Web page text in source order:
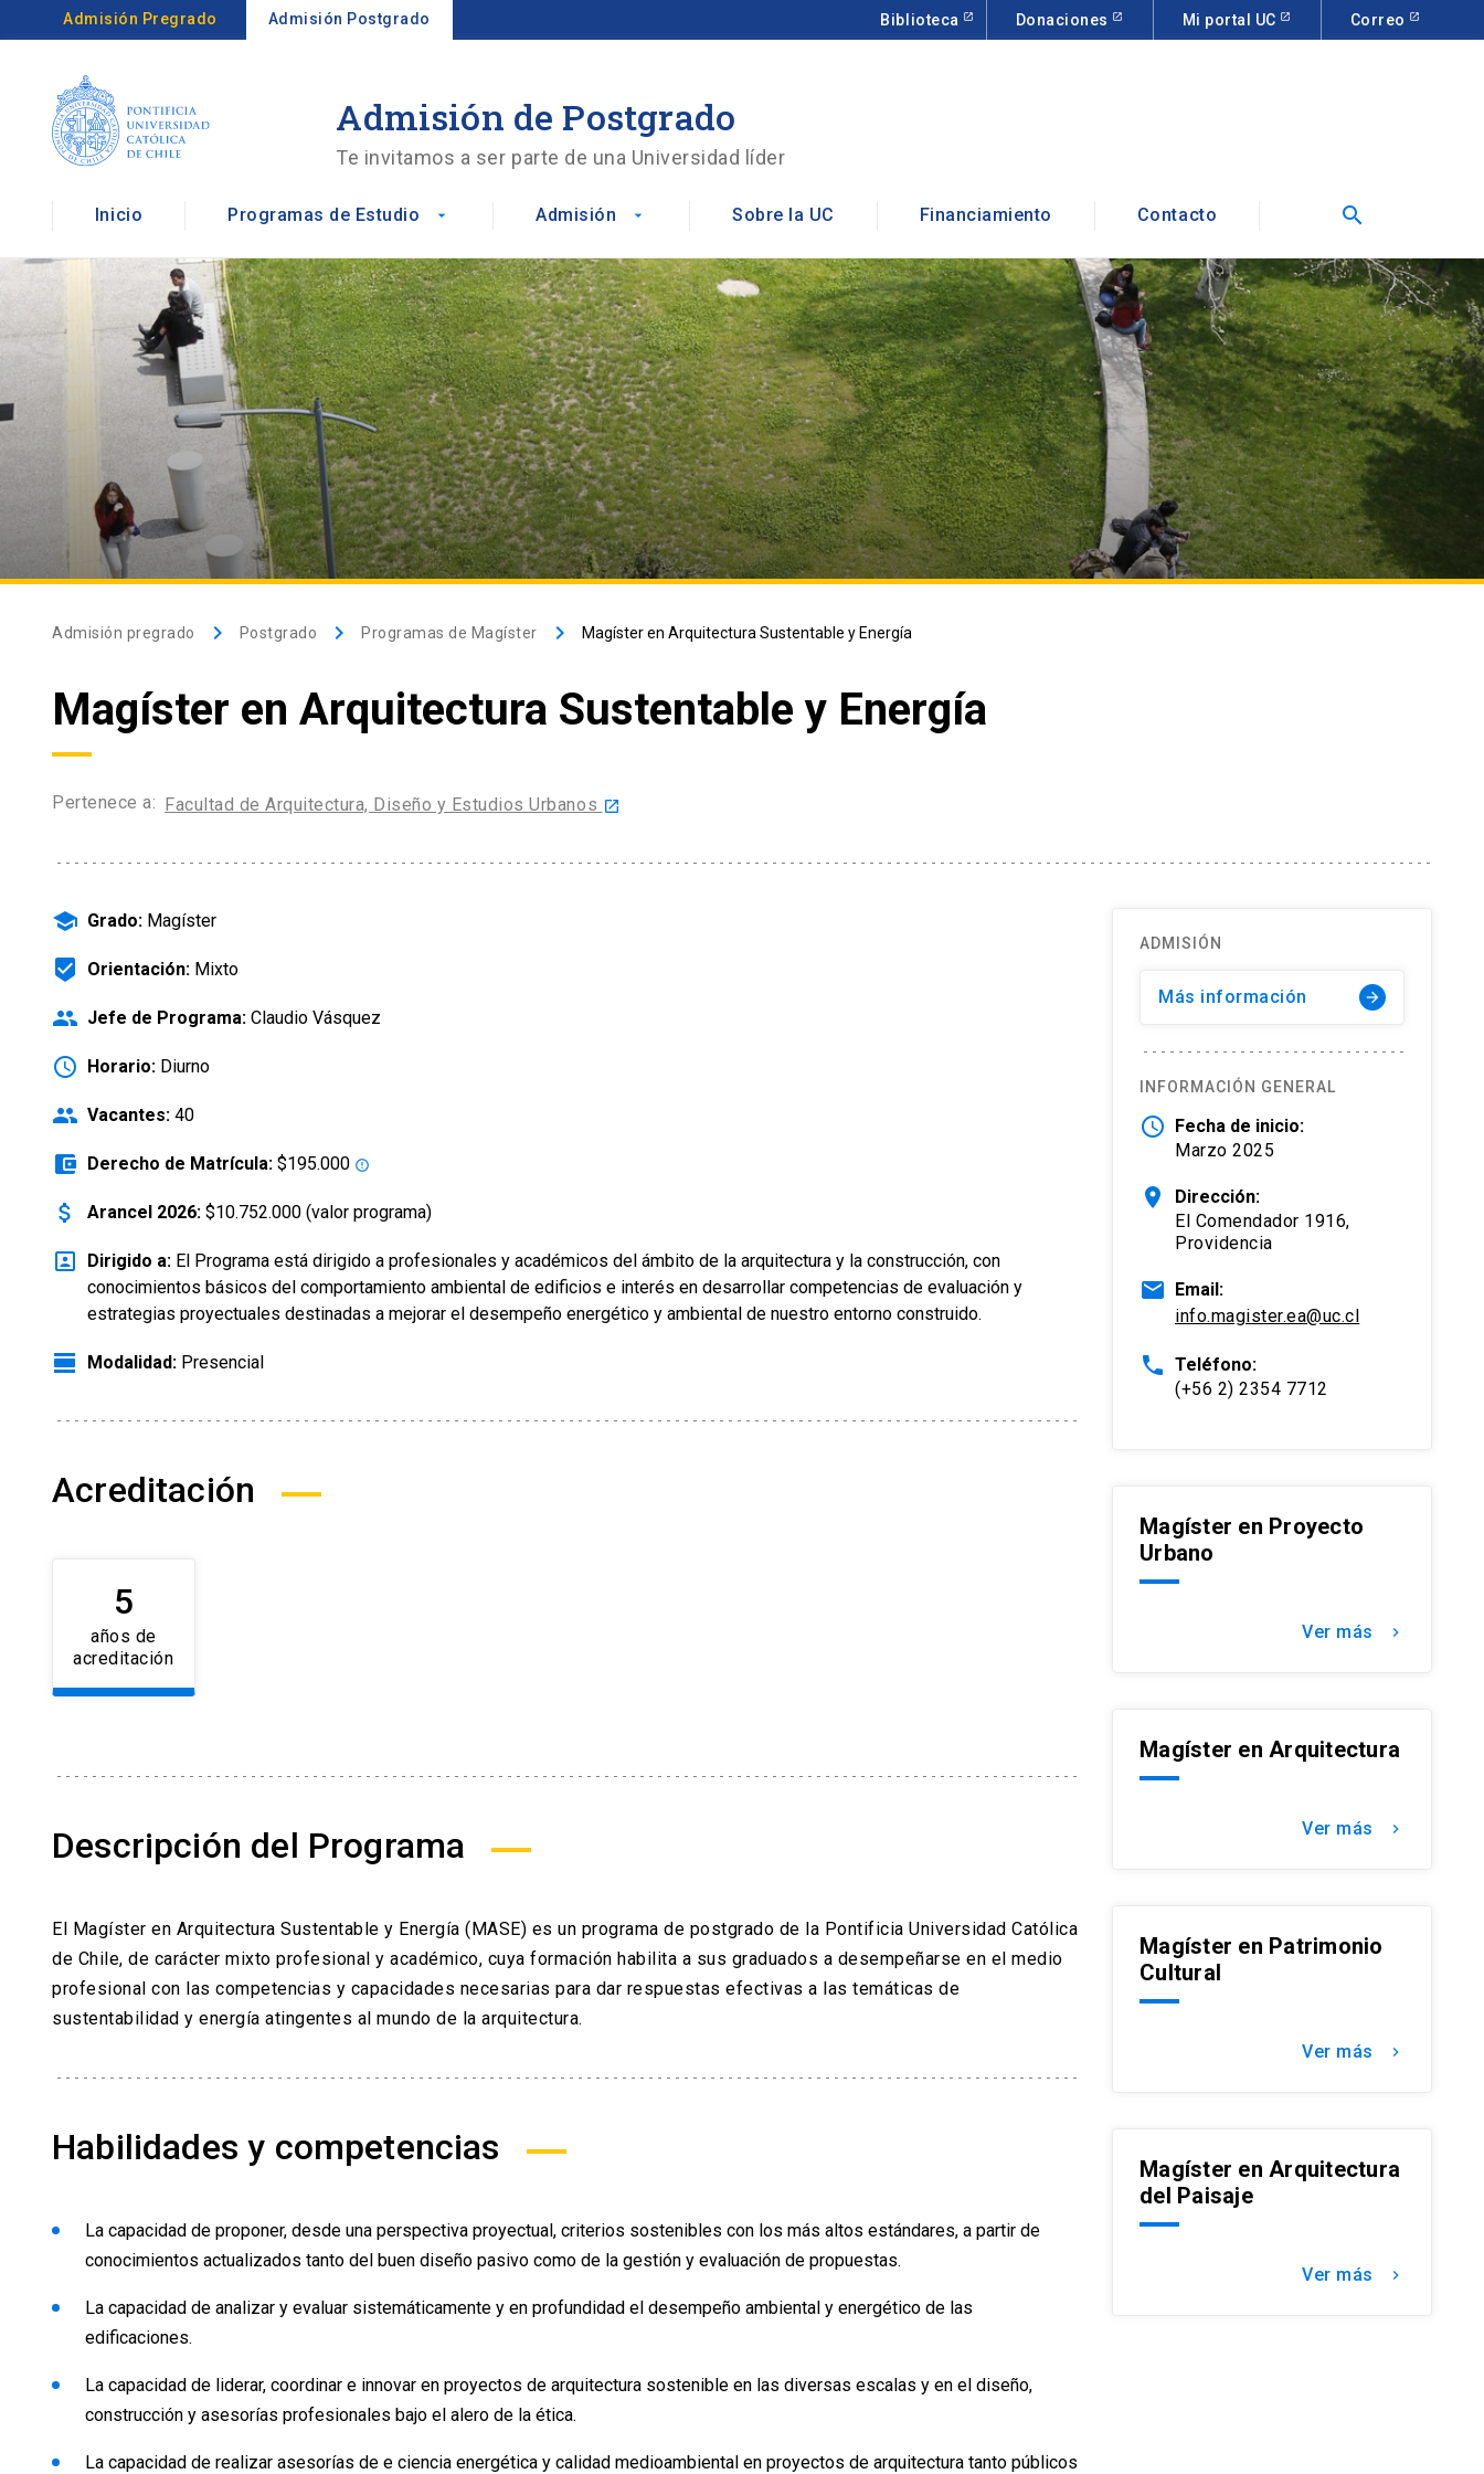
Admisión Pregrado Admisión Postgrado Biblioteca Donaciones Mi portal UC Correo
Admisión de Postgrado
Te invitamos a ser parte de una Universidad líder
Inicio Programas de Estudio arrow_drop_down Admisión arrow_drop_down Sobre la UC Financiamiento Contacto search
Admisión pregrado keyboard_arrow_right Postgrado keyboard_arrow_right Programas de Magíster keyboard_arrow_right Magíster en Arquitectura Sustentable y Energía
Magíster en Arquitectura Sustentable y Energía
Pertenece a: Facultad de Arquitectura, Diseño y Estudios Urbanos launch
school Grado: Magíster
beenhere Orientación: Mixto
people Jefe de Programa: Claudio Vásquez
schedule Horario: Diurno
people Vacantes: 40
account_balance_wallet Derecho de Matrícula: $195.000 error_outline
attach_money Arancel 2026: $10.752.000 (valor programa)
portrait Dirigido a: El Programa está dirigido a profesionales y académicos del ámbito de la arquitectura y la construcción, con
conocimientos básicos del comportamiento ambiental de edificios e interés en desarrollar competencias de evaluación y
estrategias proyectuales destinadas a mejorar el desempeño energético y ambiental de nuestro entorno construido.
view_day Modalidad: Presencial
Acreditación
5
años de
acreditación
Descripción del Programa
El Magíster en Arquitectura Sustentable y Energía (MASE) es un programa de postgrado de la Pontificia Universidad Católica
de Chile, de carácter mixto profesional y académico, cuya formación habilita a sus graduados a desempeñarse en el medio
profesional con las competencias y capacidades necesarias para dar respuestas efectivas a las temáticas de
sustentabilidad y energía atingentes al mundo de la arquitectura.
Habilidades y competencias
La capacidad de proponer, desde una perspectiva proyectual, criterios sostenibles con los más altos estándares, a partir de
conocimientos actualizados tanto del buen diseño pasivo como de la gestión y evaluación de propuestas.
La capacidad de analizar y evaluar sistemáticamente y en profundidad el desempeño ambiental y energético de las
edificaciones.
La capacidad de liderar, coordinar e innovar en proyectos de arquitectura sostenible en las diversas escalas y en el diseño,
construcción y asesorías profesionales bajo el alero de la ética.
La capacidad de realizar asesorías de e ciencia energética y calidad medioambiental en proyectos de arquitectura tanto públicos
ADMISIÓN
Más información arrow_forward
INFORMACIÓN GENERAL
schedule Fecha de inicio:
Marzo 2025
location_on
Dirección:
El Comendador 1916,
Providencia
email Email:
info.magister.ea@uc.cl
phone Teléfono:
(+56 2) 2354 7712
Magíster en Proyecto
Urbano
Ver más keyboard_arrow_right
Magíster en Arquitectura
Ver más keyboard_arrow_right
Magíster en Patrimonio
Cultural
Ver más keyboard_arrow_right
Magíster en Arquitectura
del Paisaje
Ver más keyboard_arrow_right